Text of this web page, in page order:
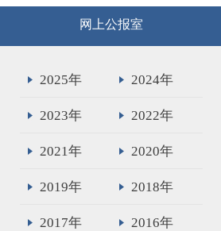
网上公报室
2025年 2024年
2023年 2022年
2021年 2020年
2019年 2018年
2017年 2016年